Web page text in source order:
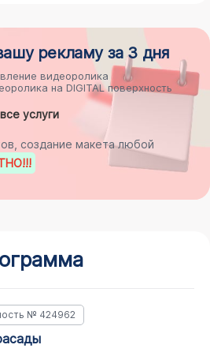
рекламуза 3 дня
видеоролика
на DIGITAL поверхность
услуги
создание макета любой
!!!
№ 424962